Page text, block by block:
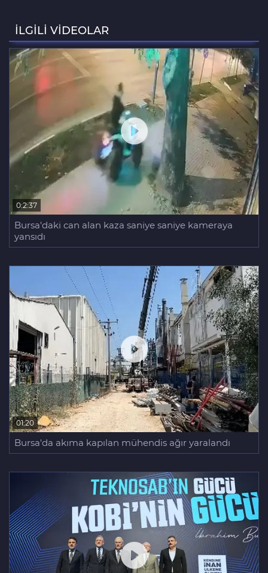
binicilik merkezi oluyor
Aziz Yıldırım’ın kızına yönelik
paylaşım yapan şahsa ‘ev hapsi’
İLGİLİ VİDEOLAR
0:2:37
Bursa'daki can alan kaza saniye saniye kameraya
yansıdı
01:20
Bursa'da akıma kapılan mühendis ağır yaralandı